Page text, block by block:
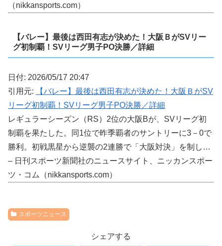
（nikkansports.com）
【バレー】最後は西田有志が決めた！大阪ＢがSVリー
グ初制覇！SVリーグ男子PO決勝／詳細
日付: 2026/05/17 20:47
引用元:
【バレー】最後は西田有志が決めた！大阪ＢがSV
リーグ初制覇！SVリーグ男子PO決勝／詳細
レギュラーシーズン（RS）2位の大阪Bが、SVリーグ初
制覇を果たした。同1位で昨季覇者のサントリーに3－0で
勝利。初戦黒星から逆襲の2連勝で「大阪対決」を制し…
– 日刊スポーツ新聞社のニュースサイト、ニッカンスポー
ツ・コム（nikkansports.com）
スポーツニュース
シェアする